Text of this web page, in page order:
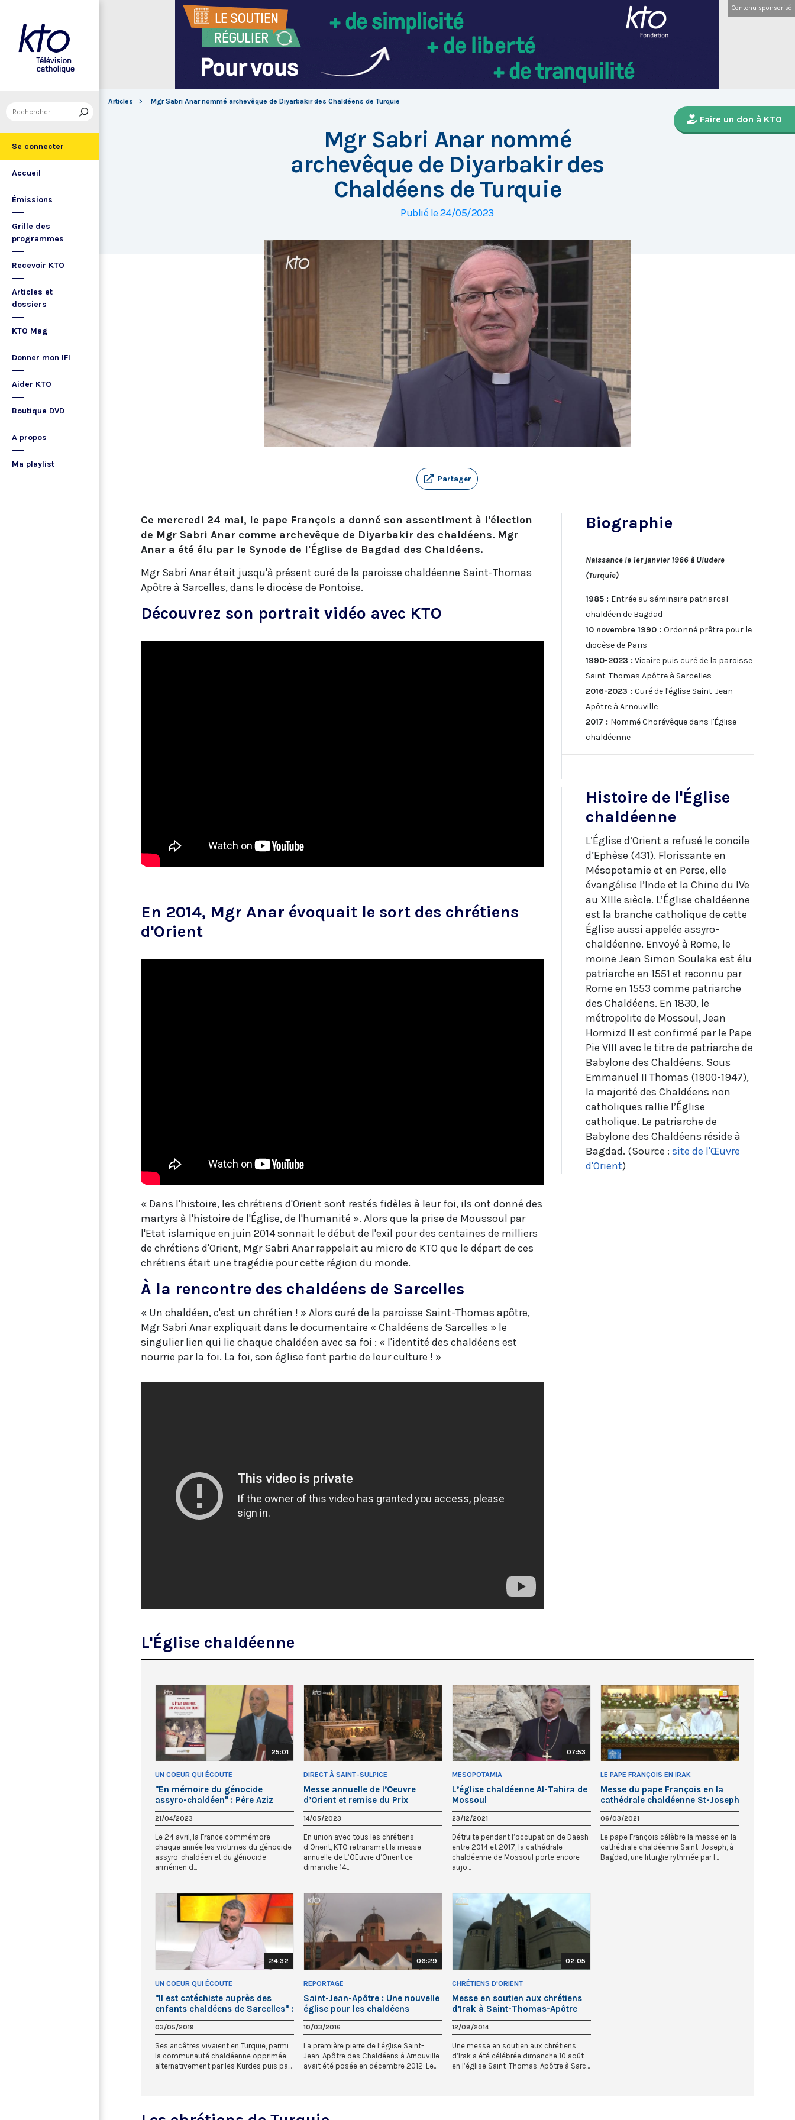
Se connecter
Accueil
Émissions
Grille des
programmes
Recevoir KTO
Articles et
dossiers
KTO Mag
Donner mon IFI
Aider KTO
Boutique DVD
A propos
Ma playlist
Contenu sponsorisé
Articles Mgr Sabri Anar nommé archevêque de Diyarbakir des Chaldéens de Turquie
Faire un don à KTO
Mgr Sabri Anar nommé
archevêque de Diyarbakir des
Chaldéens de Turquie
Publié le 24/05/2023
Partager
Ce mercredi 24 mai, le pape François a donné son assentiment à l'élection
de Mgr Sabri Anar comme archevêque de Diyarbakir des chaldéens. Mgr
Anar a été élu par le Synode de l'Église de Bagdad des Chaldéens.
Mgr Sabri Anar était jusqu'à présent curé de la paroisse chaldéenne Saint-Thomas
Apôtre à Sarcelles, dans le diocèse de Pontoise.
Découvrez son portrait vidéo avec KTO
En 2014, Mgr Anar évoquait le sort des chrétiens
d'Orient
« Dans l'histoire, les chrétiens d'Orient sont restés fidèles à leur foi, ils ont donné des
martyrs à l'histoire de l'Église, de l'humanité ». Alors que la prise de Moussoul par
l'Etat islamique en juin 2014 sonnait le début de l'exil pour des centaines de milliers
de chrétiens d'Orient, Mgr Sabri Anar rappelait au micro de KTO que le départ de ces
chrétiens était une tragédie pour cette région du monde.
À la rencontre des chaldéens de Sarcelles
« Un chaldéen, c'est un chrétien ! » Alors curé de la paroisse Saint-Thomas apôtre,
Mgr Sabri Anar expliquait dans le documentaire « Chaldéens de Sarcelles » le
singulier lien qui lie chaque chaldéen avec sa foi : « l'identité des chaldéens est
nourrie par la foi. La foi, son église font partie de leur culture ! »
Biographie
Naissance le 1er janvier 1966 à Uludere
(Turquie)
1985 : Entrée au séminaire patriarcal
chaldéen de Bagdad
10 novembre 1990 : Ordonné prêtre pour le
diocèse de Paris
1990-2023 : Vicaire puis curé de la paroisse
Saint-Thomas Apôtre à Sarcelles
2016-2023 : Curé de l'église Saint-Jean
Apôtre à Arnouville
2017 : Nommé Chorévêque dans l'Église
chaldéenne
Histoire de l'Église
chaldéenne
L’Église d’Orient a refusé le concile
d’Ephèse (431). Florissante en
Mésopotamie et en Perse, elle
évangélise l’Inde et la Chine du IVe
au XIIIe siècle. L’Église chaldéenne
est la branche catholique de cette
Église aussi appelée assyro-
chaldéenne. Envoyé à Rome, le
moine Jean Simon Soulaka est élu
patriarche en 1551 et reconnu par
Rome en 1553 comme patriarche
des Chaldéens. En 1830, le
métropolite de Mossoul, Jean
Hormizd II est confirmé par le Pape
Pie VIII avec le titre de patriarche de
Babylone des Chaldéens. Sous
Emmanuel II Thomas (1900-1947),
la majorité des Chaldéens non
catholiques rallie l’Église
catholique. Le patriarche de
Babylone des Chaldéens réside à
Bagdad. (Source : site de l'Œuvre
d'Orient)
L'Église chaldéenne
25:01
UN COEUR QUI ÉCOUTE
"En mémoire du génocide
assyro-chaldéen" : Père Aziz
Yalap
21/04/2023
Le 24 avril, la France commémore
chaque année les victimes du génocide
assyro-chaldéen et du génocide
arménien d...
DIRECT À SAINT-SULPICE
Messe annuelle de l’Oeuvre
d’Orient et remise du Prix
littéraire 2023
14/05/2023
En union avec tous les chrétiens
d’Orient, KTO retransmet la messe
annuelle de L’OEuvre d’Orient ce
dimanche 14...
07:53
MESOPOTAMIA
L’église chaldéenne Al-Tahira de
Mossoul
23/12/2021
Détruite pendant l’occupation de Daesh
entre 2014 et 2017, la cathédrale
chaldéenne de Mossoul porte encore
aujo...
LE PAPE FRANÇOIS EN IRAK
Messe du pape François en la
cathédrale chaldéenne St-Joseph
de Bagdad
06/03/2021
Le pape François célèbre la messe en la
cathédrale chaldéenne Saint-Joseph, à
Bagdad, une liturgie rythmée par l...
24:32
UN COEUR QUI ÉCOUTE
"Il est catéchiste auprès des
enfants chaldéens de Sarcelles" :
Dominique Yalap
03/05/2019
Ses ancêtres vivaient en Turquie, parmi
la communauté chaldéenne opprimée
alternativement par les Kurdes puis pa...
06:29
REPORTAGE
Saint-Jean-Apôtre : Une nouvelle
église pour les chaldéens
10/03/2016
La première pierre de l’église Saint-
Jean-Apôtre des Chaldéens à Arnouville
avait été posée en décembre 2012. Le...
02:05
CHRÉTIENS D'ORIENT
Messe en soutien aux chrétiens
d’Irak à Saint-Thomas-Apôtre
12/08/2014
Une messe en soutien aux chrétiens
d’Irak a été célébrée dimanche 10 août
en l’église Saint-Thomas-Apôtre à Sarc...